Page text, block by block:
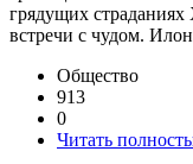
грядущих страданиях
встречи с чудом.
Общество
913
0
Читать